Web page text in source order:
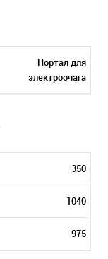
Портал для
электроочага
350
1040
975